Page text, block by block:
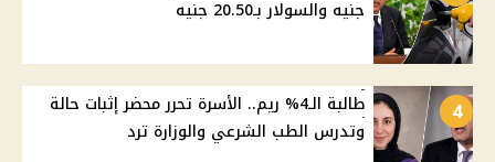
جنيه والسولار بـ20.50 جنيه
4
طالبة الـ4% ريم.. الأسرة تحرر محضر إثبات حالة
وتدرس الطب الشرعي والوزارة ترد